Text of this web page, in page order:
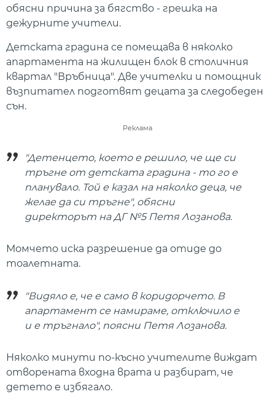
обясни причина за бягство - грешка на
дежурните учители.
Детската градина се помещава в няколко
апартамента на жилищен блок в столичния
квартал "Връбница". Две учителки и помощник
възпитател подготвят децата за следобеден
сън.
Реклама
"Детенцето, което е решило, че ще си
тръгне от детската градина - то го е
планувало. Той е казал на няколко деца, че
желае да си тръгне", обясни
директорът на ДГ №5 Петя Лозанова.
Момчето иска разрешение да отиде до
тоалетната.
"Видяло е, че е само в коридорчето. В
апартамент се намираме, отключило е
и е тръгнало", поясни Петя Лозанова.
Няколко минути по-късно учителите виждат
отворената входна врата и разбират, че
детето е избягало.